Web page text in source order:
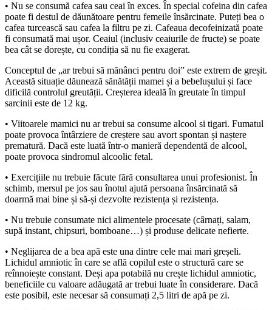
• Nu se consumă cafea sau ceai în exces. În special cofeina din cafea
poate fi destul de dăunătoare pentru femeile însărcinate. Puteți bea o
cafea turcească sau cafea la filtru pe zi. Cafeaua decofeinizată poate
fi consumată mai ușor. Ceaiul (inclusiv ceaiurile de fructe) se poate
bea cât se dorește, cu condiția să nu fie exagerat.
Conceptul de „ar trebui să mănânci pentru doi” este extrem de greșit.
Această situație dăunează sănătății mamei și a bebelușului și face
dificilă controlul greutății. Creșterea ideală în greutate în timpul
sarcinii este de 12 kg.
• Viitoarele mamici nu ar trebui sa consume alcool si tigari. Fumatul
poate provoca întârziere de creștere sau avort spontan și naștere
prematură. Dacă este luată într-o manieră dependentă de alcool,
poate provoca sindromul alcoolic fetal.
• Exercițiile nu trebuie făcute fără consultarea unui profesionist. În
schimb, mersul pe jos sau înotul ajută persoana însărcinată să
doarmă mai bine și să-și dezvolte rezistența și rezistența.
• Nu trebuie consumate nici alimentele procesate (cârnați, salam,
supă instant, chipsuri, bomboane…) și produse delicate nefierte.
• Neglijarea de a bea apă este una dintre cele mai mari greșeli.
Lichidul amniotic în care se află copilul este o structură care se
reînnoiește constant. Deși apa potabilă nu crește lichidul amniotic,
beneficiile cu valoare adăugată ar trebui luate în considerare. Dacă
este posibil, este necesar să consumați 2,5 litri de apă pe zi.